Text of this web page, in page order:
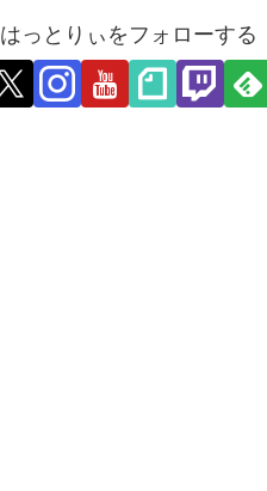
はっとりぃをフォローする